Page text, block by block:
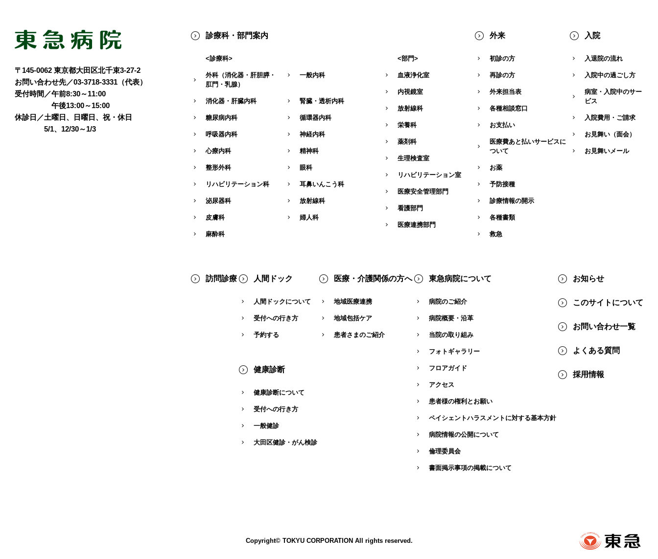
〒145-0062 東京都大田区北千束3-27-2
お問い合わせ先／03-3718-3331（代表）
受付時間／午前8:30～11:00
午後13:00～15:00
休診日／土曜日、日曜日、祝・休日
5/1、12/30～1/3
診療科・部門案内
<診療科>
外科（消化器・肝胆膵・
肛門・乳腺）
一般内科
消化器・肝臓内科 腎臓・透析内科
糖尿病内科 循環器内科
呼吸器内科 神経内科
心療内科 精神科
整形外科 眼科
リハビリテーション科 耳鼻いんこう科
泌尿器科 放射線科
皮膚科 婦人科
麻酔科
<部門>
血液浄化室
内視鏡室
放射線科
栄養科
薬剤科
生理検査室
リハビリテーション室
医療安全管理部門
看護部門
医療連携部門
外来
初診の方
再診の方
外来担当表
各種相談窓口
お支払い
医療費あと払いサービスに
ついて
お薬
予防接種
診療情報の開示
各種書類
救急
入院
入退院の流れ
入院中の過ごし方
病室・入院中のサー
ビス
入院費用・ご請求
お見舞い（面会）
お見舞いメール
訪問診療 人間ドック
人間ドックについて
受付への行き方
予約する
健康診断
健康診断について
受付への行き方
一般健診
大田区健診・がん検診
医療・介護関係の方へ
地域医療連携
地域包括ケア
患者さまのご紹介
東急病院について
病院のご紹介
病院概要・沿⾰
当院の取り組み
フォトギャラリー
フロアガイド
アクセス
患者様の権利とお願い
ペイシェントハラスメントに対する基本方針
病院情報の公開について
倫理委員会
書面掲示事項の掲載について
お知らせ
このサイトについて
お問い合わせ一覧
よくある質問
採用情報
Copyright© TOKYU CORPORATION All rights reserved.